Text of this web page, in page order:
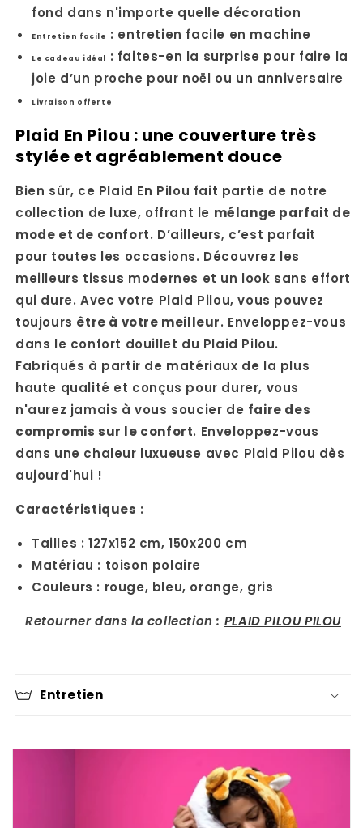
fond dans n'importe quelle décoration
Entretien facile : entretien facile en machine
Le cadeau idéal : faites-en la surprise pour faire la
joie d’un proche pour noël ou un anniversaire
Livraison offerte
Plaid En Pilou : une couverture très
stylée et agréablement douce
Bien sûr, ce Plaid En Pilou fait partie de notre
collection de luxe, offrant le mélange parfait de
mode et de confort. D’ailleurs, c’est parfait
pour toutes les occasions. Découvrez les
meilleurs tissus modernes et un look sans effort
qui dure. Avec votre Plaid Pilou, vous pouvez
toujours être à votre meilleur. Enveloppez-vous
dans le confort douillet du Plaid Pilou.
Fabriqués à partir de matériaux de la plus
haute qualité et conçus pour durer, vous
n'aurez jamais à vous soucier de faire des
compromis sur le confort. Enveloppez-vous
dans une chaleur luxueuse avec Plaid Pilou dès
aujourd'hui !
Caractéristiques :
Tailles : 127x152 cm,150x200 cm
Matériau : toison polaire
Couleurs : rouge, bleu, orange, gris
Retourner dans la collection : PLAID PILOU PILOU
Entretien